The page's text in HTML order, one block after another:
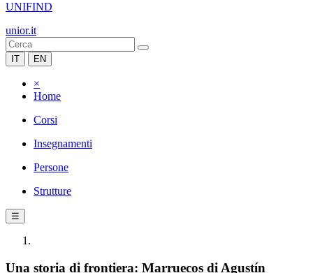
UNIFIND
unior.it
IT EN
×
Home
Corsi
Insegnamenti
Persone
Strutture
☰
Una storia di frontiera: Marruecos di Agustín